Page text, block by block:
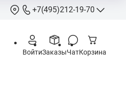
+7(495)212-19-70
info@hcstore.ru
ВойтиЗаказыЧатКорзина